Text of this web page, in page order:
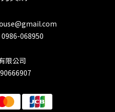
068950
限公司